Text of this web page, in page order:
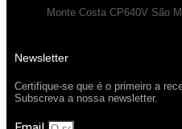
Monte Costa CP640V São
Newsletter
Certifique-se que é o primeiro a
Subscreva a nossa newsletter.